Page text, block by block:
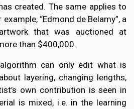
created. The same applies to
“Edmond de Belamy”, a
that was auctioned at
than $400,000.
can only edit what is
layering, changing lengths,
own contribution is seen in
is mixed, i.e. in the learning